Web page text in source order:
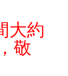
大約
敬